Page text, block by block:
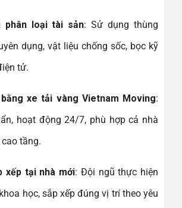
loại tài sản: Sử dụng thùng
dụng, vật liệu chống sốc, bọc kỹ
tử.
xe tải vàng Vietnam Moving:
hoạt động 24/7, phù hợp cả nhà
tầng.
xếp tại nhà mới: Đội ngũ thực hiện
học, sắp xếp đúng vị trí theo yêu